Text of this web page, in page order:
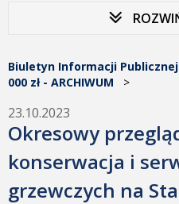
Biuletyn Informacji Publicznej
000 zł - ARCHIWUM >
23.10.2023
Okresowy
konserwacja i
grzewczych na